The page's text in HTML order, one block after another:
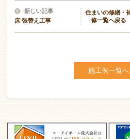
新しい記事
床 張替え工事
住まいの修繕・
修一覧へ戻る
施工例一覧へ